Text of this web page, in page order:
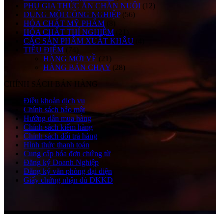
PHỤ GIA THỨC ĂN CHĂN NUÔI (12)
DUNG MÔI CÔNG NGHIỆP (56)
HÓA CHẤT MỸ PHẨM
(8)
HÓA CHẤT THÍ NGHIỆM
CÁC SẢN PHẨM XUẤT KHẨU
TIÊU ĐIỂM
(74)
HÀNG MỚI VỀ (21)
HÀNG BÁN CHẠY (28)
CHÍNH SÁCH BÁN HÀNG
Điều khoản dịch vụ
Chính sách bảo mật
Hướng dẫn mua hàng
Chính sách kiểm hàng
Chính sách đổi trả hàng
Hình thức thanh toán
Cung cấp hóa đơn chứng từ
Đăng ký Doanh Nghiệp
Đăng ký văn phòng đại diện
Giấy chứng nhận đủ ĐKKD